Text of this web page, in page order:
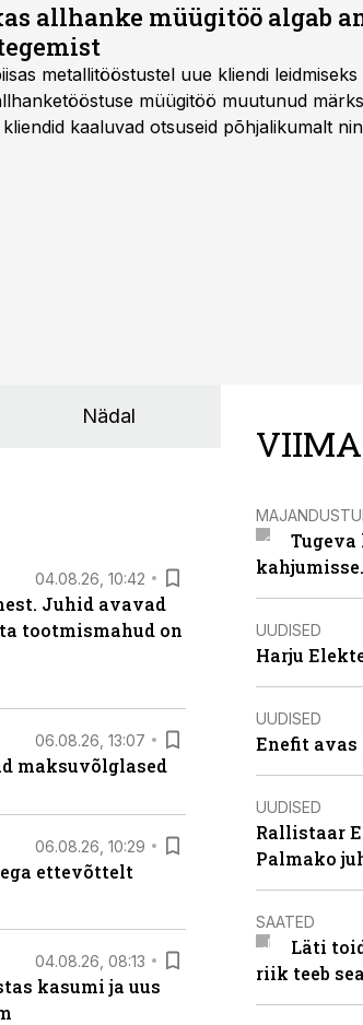
allhanke müügitöö algab
metallitööstustel uue kliendi
müügitöö muutunud
kaaluvad otsuseid põhjalikumalt
Nädal
04.08.26, 10:42
Juhid avavad
tootmismahud on
06.08.26, 13:07
maksuvõlglased
06.08.26, 10:29
ettevõttelt
04.08.26, 08:13
kasumi ja uus
UUDISED
Harju
UUDISED
Enefit avas
UUDISED
Rallistaar
Palmako
SAATED
Läti
riik teeb